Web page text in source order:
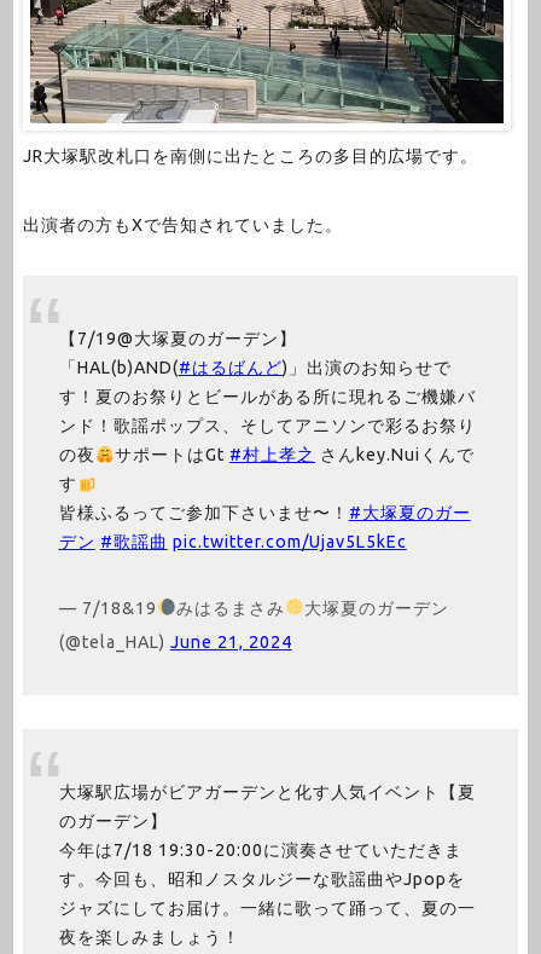
JR大塚駅改札口を南側に出たところの多目的広場です。
出演者の方もXで告知されていました。
【7/19@大塚夏のガーデン】
「HAL(b)AND(#はるばんど)」出演のお知らせで
す！夏のお祭りとビールがある所に現れるご機嫌バ
ンド！歌謡ポップス、そしてアニソンで彩るお祭り
の夜
サポートはGt #村上孝之 さんkey.Nuiくんで
す
皆様ふるってご参加下さいませ〜！ #大塚夏のガー
デン #歌謡曲 pic.twitter.com/Ujav5L5kEc
— 7/18&19 みはるまさみ
大塚夏のガーデン
(@tela_HAL) June 21, 2024
大塚駅広場がビアガーデンと化す人気イベント【夏
のガーデン】
今年は7/18 19:30-20:00に演奏させていただきま
す。今回も、昭和ノスタルジーな歌謡曲やJpopを
ジャズにしてお届け。一緒に歌って踊って、夏の一
夜を楽しみましょう！